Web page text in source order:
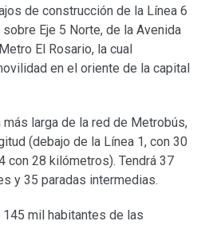
de construcción de la Línea 6
Eje 5 Norte, de la Avenida
El Rosario, la cual
en el oriente de la capital
larga de la red de Metrobús,
(debajo de la Línea 1, con 30
con 28 kilómetros). Tendrá 37
y 35 paradas intermedias.
mil habitantes de las